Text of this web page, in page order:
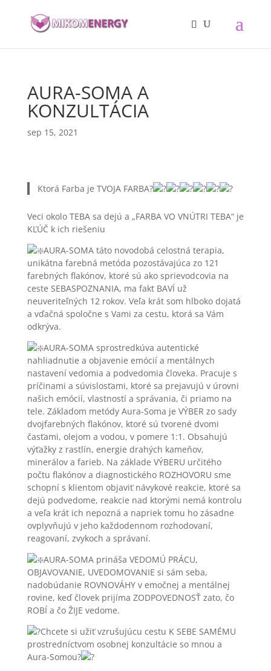
AURA-SOMA A
KONZULTÁCIA
sep 15, 2021
Ktorá Farba je TVOJA FARBA?
Veci okolo TEBA sa dejú a „FARBA VO VNÚTRI TEBA“ je
KĽÚČ k ich riešeniu
AURA-SOMA táto novodobá celostná terapia,
unikátna farebná metóda pozostávajúca zo 121
farebných flakónov, ktoré sú ako sprievodcovia na
ceste SEBASPOZNANIA, ma fakt BAVÍ už
neuveriteľných 12 rokov. Veľa krát som hlboko dojatá
a vďačná spoločne s Vami za cestu, ktorá sa Vám
odkrýva.
AURA-SOMA sprostredkúva autentické
nahliadnutie a objavenie emócií a mentálnych
nastavení vedomia a podvedomia človeka. Pracuje s
príčinami a súvislosťami, ktoré sa prejavujú v úrovni
našich emócií, vlastností a správania, či priamo na
tele. Základom metódy Aura-Soma je VÝBER zo sady
dvojfarebných flakónov, ktoré sú tvorené dvomi
časťami, olejom a vodou, v pomere 1:1. Obsahujú
výťažky z rastlín, energie drahých kameňov,
minerálov a farieb. Na základe VÝBERU určitého
počtu flakónov a diagnostického ROZHOVORU sme
schopní s klientom objaviť návykové reakcie, ktoré sa
dejú podvedome, reakcie nad ktorými nemá kontrolu
a veľa krát ich nepozná a napriek tomu ho zásadne
ovplyvňujú v jeho každodennom rozhodovaní,
reagovaní, zvykoch a správaní.
AURA-SOMA prináša VEDOMÚ PRÁCU,
OBJAVOVANIE, UVEDOMOVANIE si sám seba,
nadobúdanie ROVNOVÁHY v emočnej a mentálnej
rovine, keď človek prijíma ZODPOVEDNOSŤ zato, čo
ROBÍ a čo ŽIJE vedome.
Chcete si užiť vzrušujúcu cestu K SEBE SAMÉMU
prostredníctvom osobnej konzultácie so mnou a
Aura-Somou?